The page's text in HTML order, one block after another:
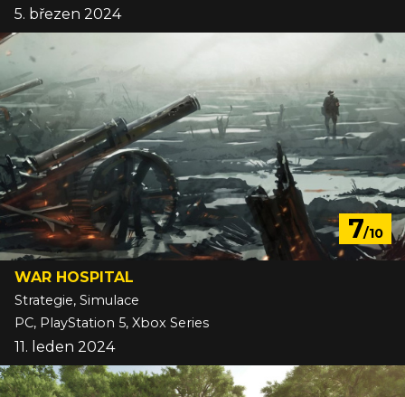
5. březen 2024
7/10
WAR HOSPITAL
Strategie, Simulace
PC, PlayStation 5, Xbox Series
11. leden 2024